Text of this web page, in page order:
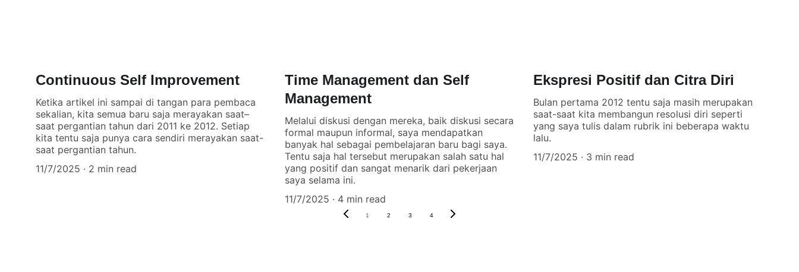
Continuous Self Improvement
Ketika artikel ini sampai di tangan para pembaca
sekalian, kita semua baru saja merayakan saat–
saat pergantian tahun dari 2011 ke 2012. Setiap
kita tentu saja punya cara sendiri merayakan saat-
saat pergantian tahun.
11/7/2025
2 min read
Time Management dan Self
Management
Melalui diskusi dengan mereka, baik diskusi secara
formal maupun informal, saya mendapatkan
banyak hal sebagai pembelajaran baru bagi saya.
Tentu saja hal tersebut merupakan salah satu hal
yang positif dan sangat menarik dari pekerjaan
saya selama ini.
11/7/2025
4 min read
Ekspresi Positif dan Citra Diri
Bulan pertama 2012 tentu saja masih merupakan
saat-saat kita membangun resolusi diri seperti
yang saya tulis dalam rubrik ini beberapa waktu
lalu.
11/7/2025
3 min read
1 2 3 4